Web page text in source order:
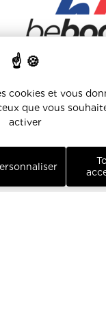
cookies et vous
que vous
activer